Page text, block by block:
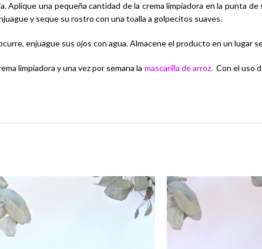
Aplique una pequeña cantidad de la crema limpiadora en la punta
y seque su rostro con una toalla a golpecitos suaves.
enjuague sus ojos con agua. Almacene el producto en un lugar
limpiadora y una vez por semana la mascarilla de arroz. Con el uso